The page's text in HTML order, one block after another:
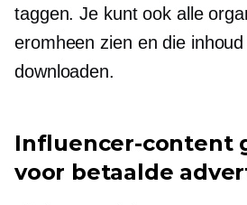
taggen. Je kunt ook alle
eromheen zien en die
downloaden.
Influencer-content
voor betaalde